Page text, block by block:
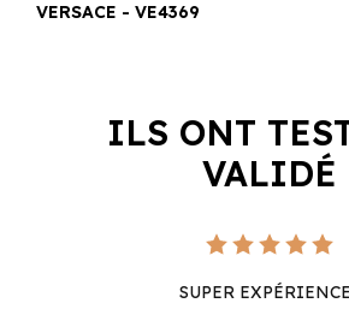
VERSACE - VE4369
ILS ONT
VALIDÉ
SUPER